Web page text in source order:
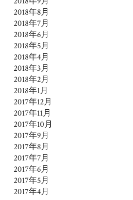
2018年8月
2018年7月
2018年6月
2018年5月
2018年4月
2018年3月
2018年2月
2018年1月
2017年12月
2017年11月
2017年10月
2017年9月
2017年8月
2017年7月
2017年6月
2017年5月
2017年4月